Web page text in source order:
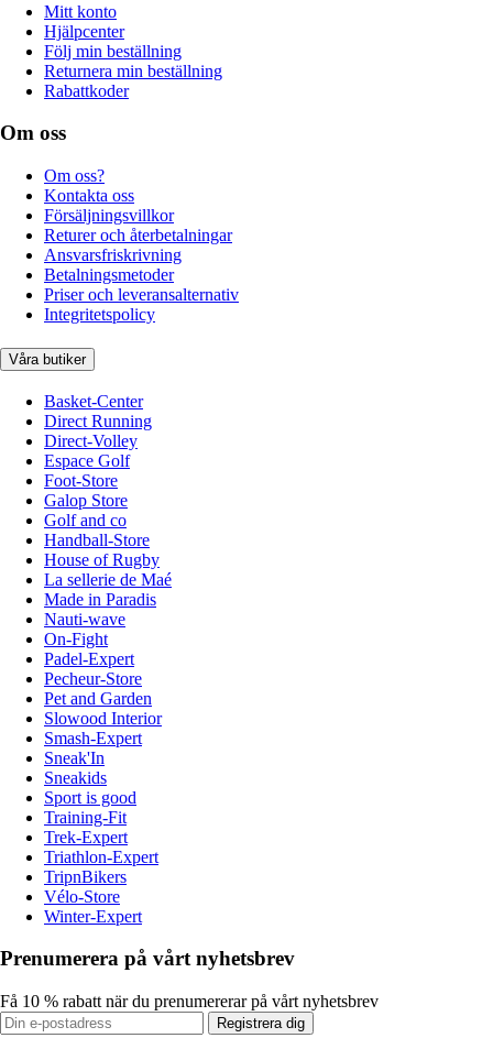
Mitt konto
Hjälpcenter
Följ min beställning
Returnera min beställning
Rabattkoder
Om oss
Om oss?
Kontakta oss
Försäljningsvillkor
Returer och återbetalningar
Ansvarsfriskrivning
Betalningsmetoder
Priser och leveransalternativ
Integritetspolicy
Våra butiker
Basket-Center
Direct Running
Direct-Volley
Espace Golf
Foot-Store
Galop Store
Golf and co
Handball-Store
House of Rugby
La sellerie de Maé
Made in Paradis
Nauti-wave
On-Fight
Padel-Expert
Pecheur-Store
Pet and Garden
Slowood Interior
Smash-Expert
Sneak'In
Sneakids
Sport is good
Training-Fit
Trek-Expert
Triathlon-Expert
TripnBikers
Vélo-Store
Winter-Expert
Prenumerera på vårt nyhetsbrev
Få 10 % rabatt när du prenumererar på vårt nyhetsbrev
Registrera dig